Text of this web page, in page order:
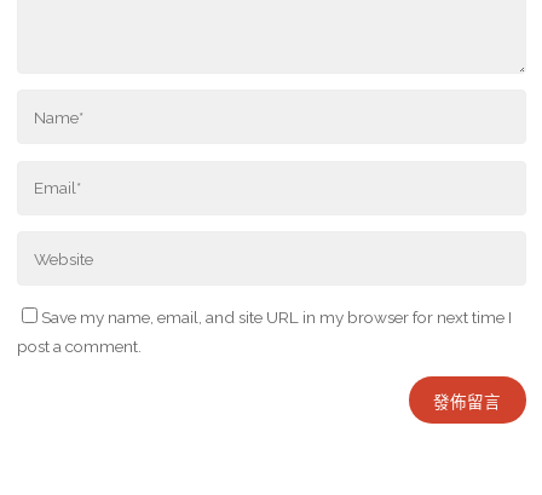
Save my name, email, and site URL in my browser for next time I
post a comment.